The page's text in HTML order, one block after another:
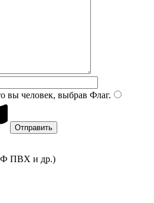
вы человек, выбрав Флаг.
ПВХ и др.)